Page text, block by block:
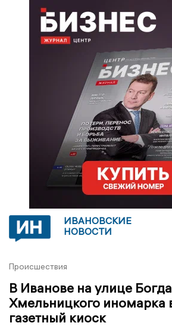
ИВАНОВСКИЕ
НОВОСТИ
Происшествия
В Иванове на улице
Хмельницкого иномарка
газетный киоск